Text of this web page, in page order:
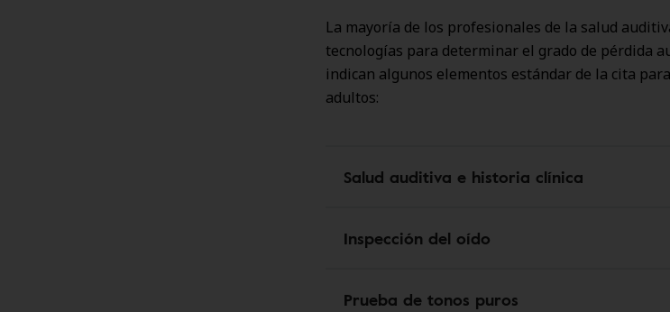
La mayoría de los profesionales de la salud
tecnologías para determinar el grado de pérdida
indican algunos elementos estándar de la cita
adultos:
Salud auditiva e historia clínica
Inspección del oído
Prueba de tonos puros